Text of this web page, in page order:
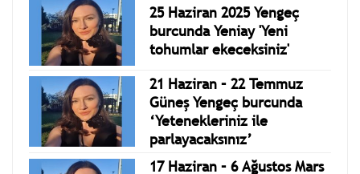
25 Haziran 2025 Yengeç
burcunda Yeniay 'Yeni
tohumlar ekeceksiniz'
21 Haziran – 22 Temmuz
Güneş Yengeç burcunda
‘Yetenekleriniz ile
parlayacaksınız’